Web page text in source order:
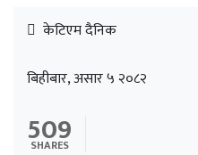
केटिएम दैनिक
बिहीबार, असार ५ २०८२
509
SHARES